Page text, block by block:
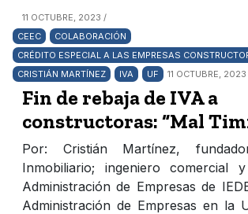
11 OCTUBRE, 2023 /
CEEC
COLABORACIÓN
CRÉDITO ESPECIAL A LAS EMPRESAS
CRISTIÁN MARTÍNEZ
IVA UF 11 OCTUBRE,
Fin de rebaja de IVA a
constructoras: “Mal
Por: Cristián Martínez,
Inmobiliario; ingeniero comercial
Administración de Empresas de
Administración de Empresas en la